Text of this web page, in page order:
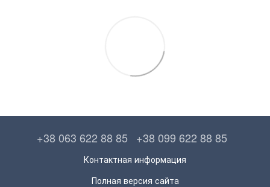
+38 063 622 88 85 +38 099 622 88 85
Контактная информация
Полная версия сайта